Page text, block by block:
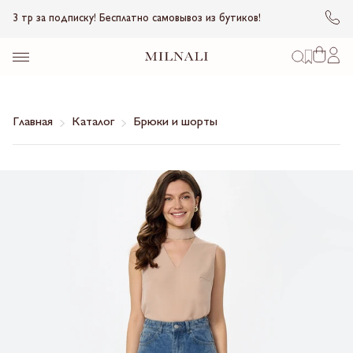
3 тр за подписку! Бесплатно самовывоз из бутиков!
Главная Каталог Брюки и шорты